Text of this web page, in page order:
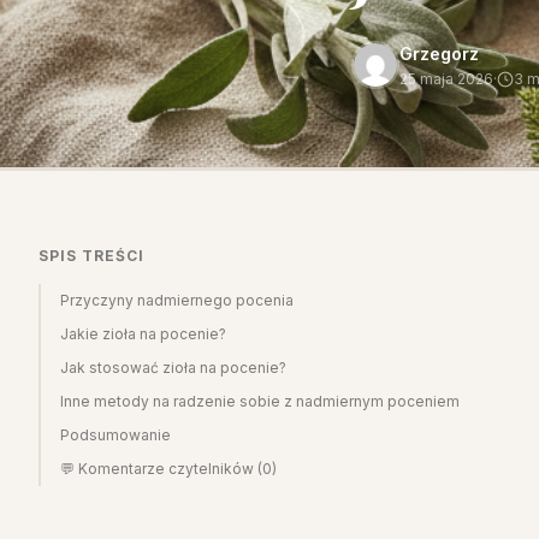
Grzegorz
25 maja 2026· 3
SPIS TREŚCI
Przyczyny nadmiernego pocenia
Jakie zioła na pocenie?
Jak stosować zioła na pocenie?
Inne metody na radzenie sobie z nadmiernym poceniem
Podsumowanie
💬 Komentarze czytelników (0)